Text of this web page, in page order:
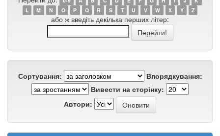
L
M N O P Q R S T U V W X Y Z
або ж введіть декілька перших літер:
Сортування:
Впорядкування:
Вивести на сторінку:
Автори: